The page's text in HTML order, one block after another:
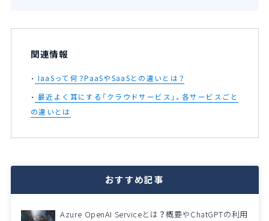
関連情報
IaaSって何？PaaSやSaaSとの違いとは？
最近よく耳にする「クラウドサービス」。各サービスごと
の違いとは
おすすめ記事
Azure OpenAI Serviceとは？概要やChatGPTの利用